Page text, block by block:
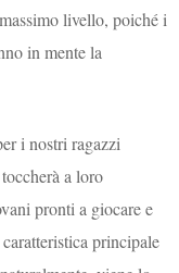
livello, poiché i
in mente la
i nostri ragazzi
a loro
pronti a giocare e
principale